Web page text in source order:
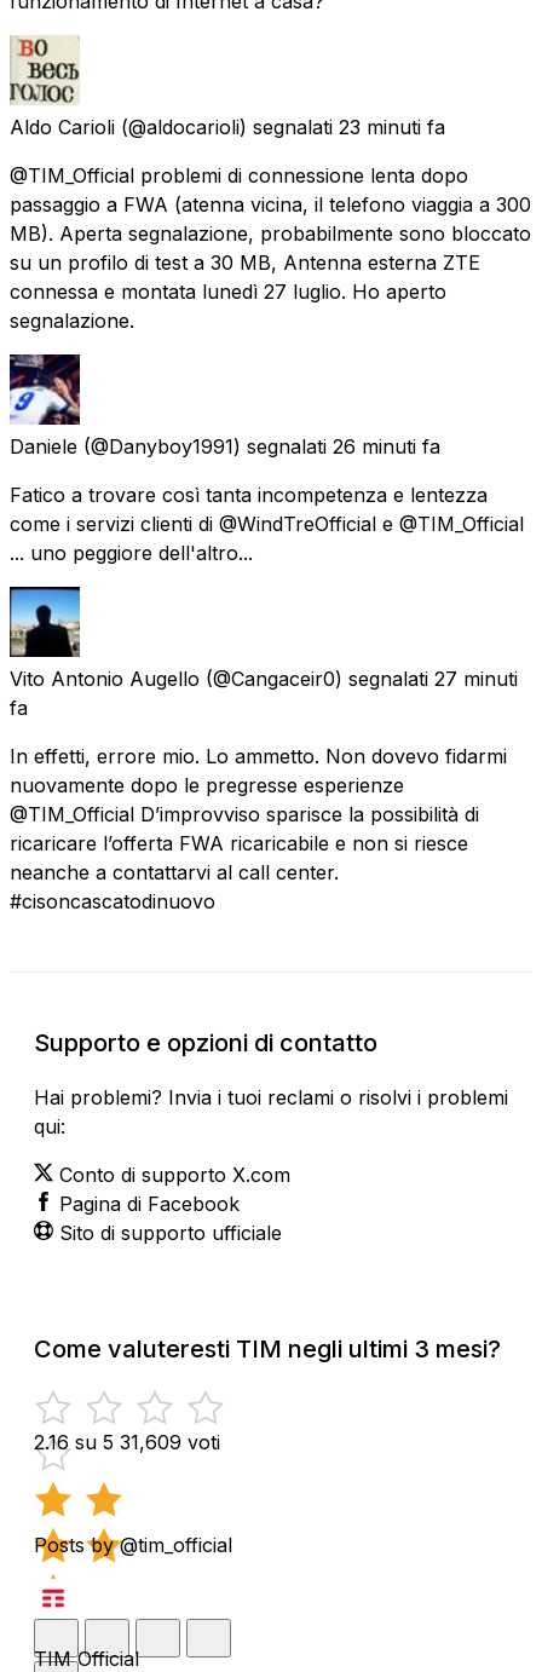
Aldo Carioli (@aldocarioli) segnalati 23 minuti fa
@TIM_Official problemi di connessione lenta dopo
passaggio a FWA (atenna vicina, il telefono viaggia a 300
MB). Aperta segnalazione, probabilmente sono bloccato
su un profilo di test a 30 MB, Antenna esterna ZTE
connessa e montata lunedì 27 luglio. Ho aperto
segnalazione.
Daniele (@Danyboy1991) segnalati 26 minuti fa
Fatico a trovare così tanta incompetenza e lentezza
come i servizi clienti di @WindTreOfficial e @TIM_Official
... uno peggiore dell'altro...
Vito Antonio Augello (@Cangaceir0) segnalati 27 minuti
fa
In effetti, errore mio. Lo ammetto. Non dovevo fidarmi
nuovamente dopo le pregresse esperienze
@TIM_Official D’improvviso sparisce la possibilità di
ricaricare l’offerta FWA ricaricabile e non si riesce
neanche a contattarvi al call center.
#cisoncascatodinuovo
Supporto e opzioni di contatto
Hai problemi? Invia i tuoi reclami o risolvi i problemi
qui:
Conto di supporto X.com
Pagina di Facebook
Sito di supporto ufficiale
Come valuteresti TIM negli ultimi 3 mesi?
2.16 su 5 31,609 voti
Posts by @tim_official
TIM Official